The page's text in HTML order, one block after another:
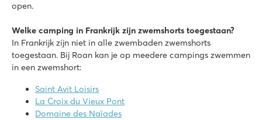
open.
Welke camping in Frankrijk zijn zwemshorts toegestaan?
In Frankrijk zijn niet in alle zwembaden zwemshorts
toegestaan. Bij Roan kan je op meedere campings zwemmen
in een zwemshort:
Saint Avit Loisirs
La Croix du Vieux Pont
Domaine des Naïades